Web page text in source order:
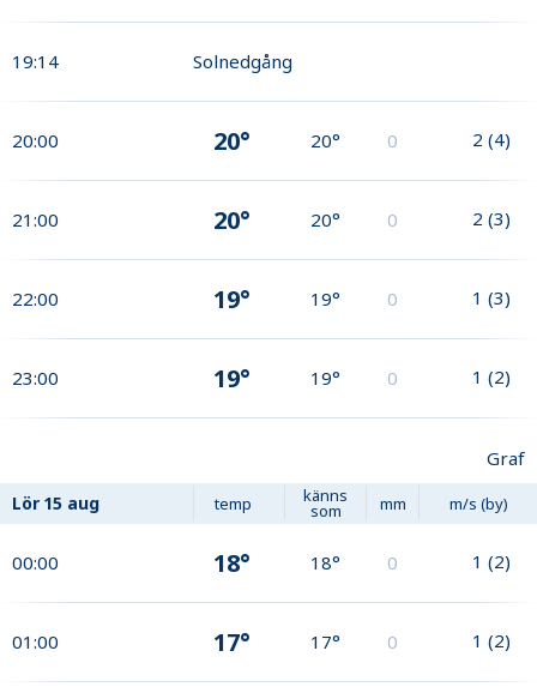
19:14 Solnedgång
20:00 20° 20° 0 2 (4)
21:00 20° 20° 0 2 (3)
22:00 19° 19° 0 1 (3)
23:00 19° 19° 0 1 (2)
Graf
Lör 15 aug temp känns
som mm m/s (by)
00:00 18° 18° 0 1 (2)
01:00 17° 17° 0 1 (2)